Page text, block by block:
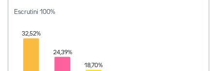
Escrutini 100%